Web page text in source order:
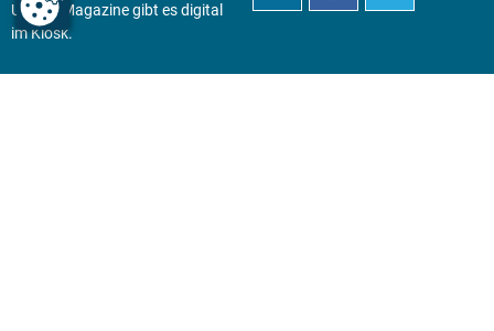
Unsere Magazine gibt es digital
imKiosk.